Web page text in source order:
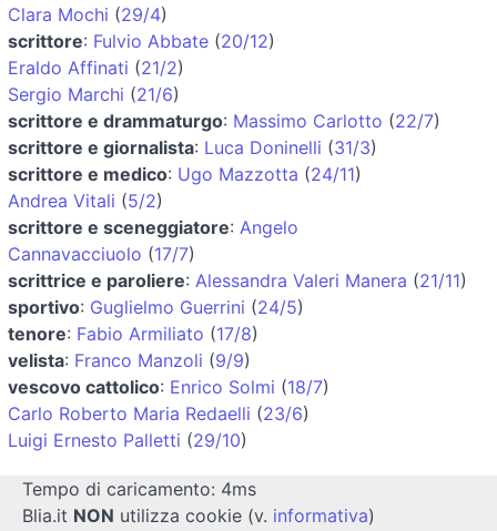
Clara Mochi (29/4)
scrittore: Fulvio Abbate (20/12)
Eraldo Affinati (21/2)
Sergio Marchi (21/6)
scrittore e drammaturgo: Massimo Carlotto (22/7)
scrittore e giornalista: Luca Doninelli (31/3)
scrittore e medico: Ugo Mazzotta (24/11)
Andrea Vitali (5/2)
scrittore e sceneggiatore: Angelo
Cannavacciuolo (17/7)
scrittrice e paroliere: Alessandra Valeri Manera (21/11)
sportivo: Guglielmo Guerrini (24/5)
tenore: Fabio Armiliato (17/8)
velista: Franco Manzoli (9/9)
vescovo cattolico: Enrico Solmi (18/7)
Carlo Roberto Maria Redaelli (23/6)
Luigi Ernesto Palletti (29/10)
Tempo di caricamento: 4ms
Blia.it NON utilizza cookie (v. informativa)